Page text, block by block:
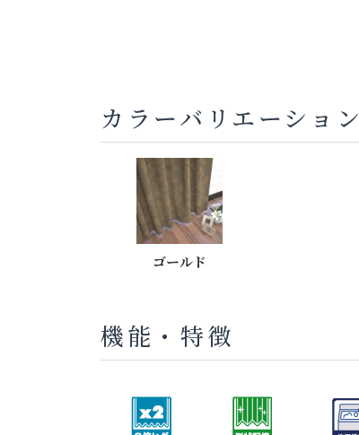
カラーバリエーション
ゴールド
機能・特徴